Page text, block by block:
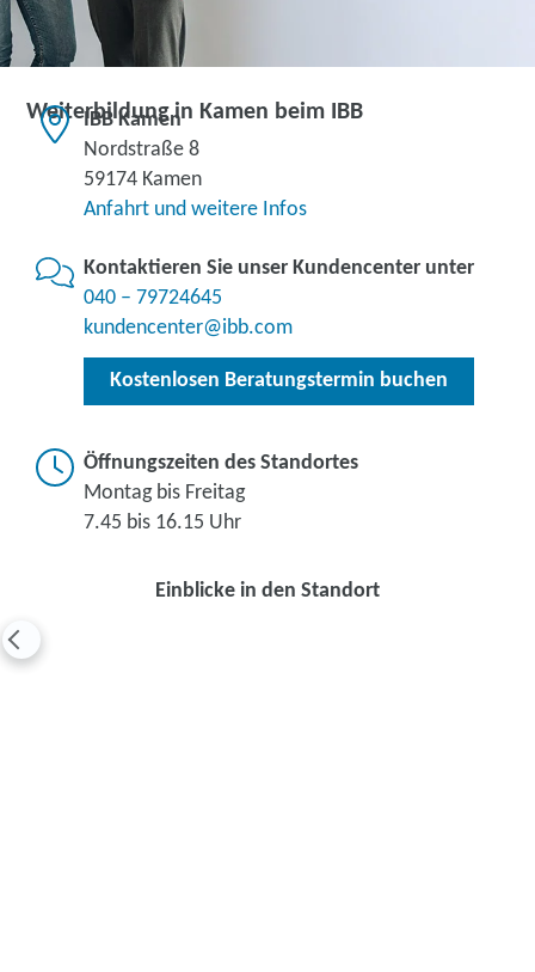
Weiterbildung in Kamen beim IBB
IBB Kamen
Nordstraße 8
59174 Kamen
Anfahrt und weitere Infos
Kontaktieren Sie unser Kundencenter unter
040 – 79724645
kundencenter@ibb.com
Kostenlosen Beratungstermin buchen
Öffnungszeiten des Standortes
Montag bis Freitag
7.45 bis 16.15 Uhr
Einblicke in den Standort